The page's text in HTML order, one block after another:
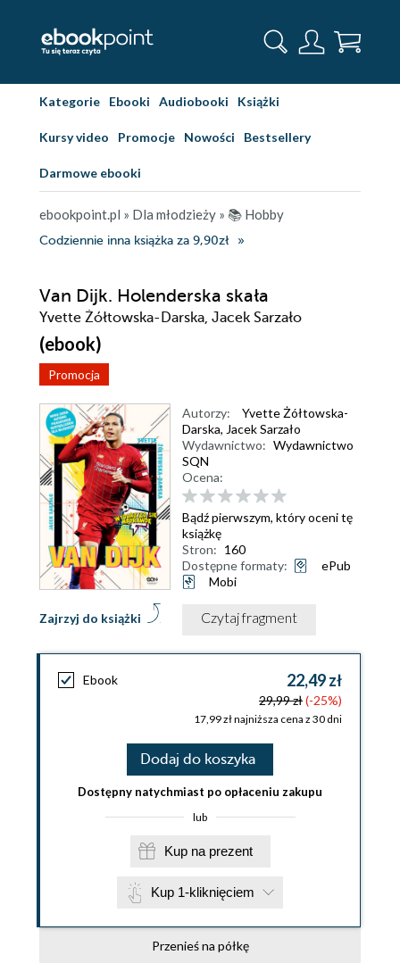
Kategorie Ebooki Audiobooki Książki
Kursy video Promocje Nowości Bestsellery
Darmowe ebooki
ebookpoint.pl » Dla młodzieży » 📚 Hobby
Codziennie inna książka za 9,90zł
Van Dijk. Holenderska skała
Yvette Żółtowska-Darska, Jacek Sarzało
(ebook)
Promocja
Zajrzyj do książki
Autorzy:
Yvette Żółtowska-
Darska, Jacek Sarzało
Wydawnictwo: Wydawnictwo
SQN
Ocena:
Bądź pierwszym, który oceni tę
książkę
Stron: 160
Dostępne formaty:
ePub
Mobi
Czytaj fragment
Ebook 22,49 zł
29,99 zł(-25%)
17,99 zł najniższa cena z 30 dni
Dodaj do koszyka
Dostępny natychmiast po opłaceniu zakupu
lub
Kup na prezent
Kup 1-kliknięciem
Przenieś na półkę